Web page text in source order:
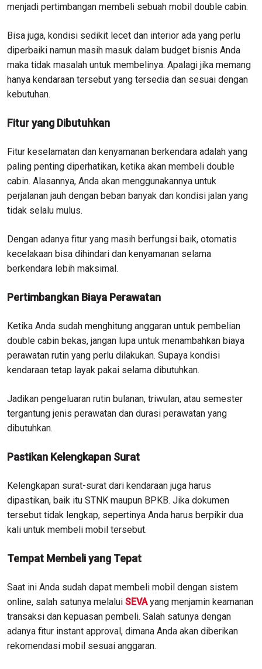
menjadi pertimbangan membeli sebuah mobil double cabin.
Bisa juga, kondisi sedikit lecet dan interior ada yang perlu
diperbaiki namun masih masuk dalam budget bisnis Anda
maka tidak masalah untuk membelinya. Apalagi jika memang
hanya kendaraan tersebut yang tersedia dan sesuai dengan
kebutuhan.
Fitur yang Dibutuhkan
Fitur keselamatan dan kenyamanan berkendara adalah yang
paling penting diperhatikan, ketika akan membeli double
cabin. Alasannya, Anda akan menggunakannya untuk
perjalanan jauh dengan beban banyak dan kondisi jalan yang
tidak selalu mulus.
Dengan adanya fitur yang masih berfungsi baik, otomatis
kecelakaan bisa dihindari dan kenyamanan selama
berkendara lebih maksimal.
Pertimbangkan Biaya Perawatan
Ketika Anda sudah menghitung anggaran untuk pembelian
double cabin bekas, jangan lupa untuk menambahkan biaya
perawatan rutin yang perlu dilakukan. Supaya kondisi
kendaraan tetap layak pakai selama dibutuhkan.
Jadikan pengeluaran rutin bulanan, triwulan, atau semester
tergantung jenis perawatan dan durasi perawatan yang
dibutuhkan.
Pastikan Kelengkapan Surat
Kelengkapan surat-surat dari kendaraan juga harus
dipastikan, baik itu STNK maupun BPKB. Jika dokumen
tersebut tidak lengkap, sepertinya Anda harus berpikir dua
kali untuk membeli mobil tersebut.
Tempat Membeli yang Tepat
Saat ini Anda sudah dapat membeli mobil dengan sistem
online, salah satunya melalui SEVAyang menjamin keamanan
transaksi dan kepuasan pembeli. Salah satunya dengan
adanya fitur instant approval, dimana Anda akan diberikan
rekomendasi mobil sesuai anggaran.